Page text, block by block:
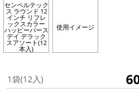
センペルテック
ス ラウンド 12
インチ リフレ
ックスカラー
ハッピーバース
デイ デラック
スアソート(12
本入)
使用イメージ
1袋(12入)